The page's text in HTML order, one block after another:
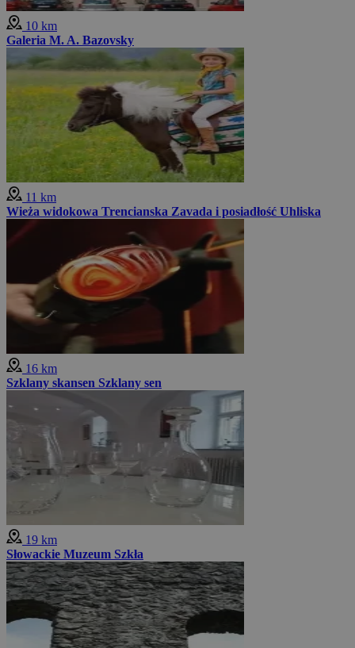
10 km
Galeria M. A. Bazovsky
11 km
Wieża widokowa Trencianska Zavada i posiadłość Uhliska
16 km
Szklany skansen Szklany sen
19 km
Słowackie Muzeum Szkła